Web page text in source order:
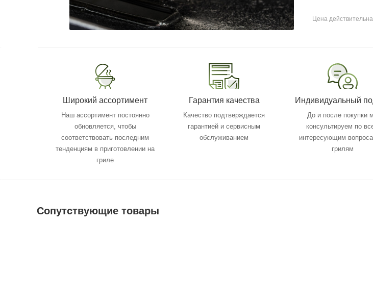
Цена
Широкий ассортимент
Наш ассортимент постоянно
обновляется, чтобы
соответствовать последним
тенденциям в приготовлении на
гриле
Гарантия качества
Качество подтверждается
гарантией и сервисным
обслуживанием
Индивидуальный
До и после покупки
консультируем по
интересующим
грилям
Сопутствующие товары